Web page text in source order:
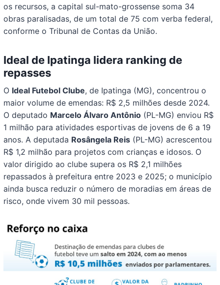
os recursos, a capital sul-mato-grossense soma 34
obras paralisadas, de um total de 75 com verba federal,
conforme o Tribunal de Contas da União.
Ideal de Ipatinga lidera ranking de
repasses
O Ideal Futebol Clube, de Ipatinga (MG), concentrou o
maior volume de emendas: R$ 2,5 milhões desde 2024.
O deputado Marcelo Álvaro Antônio (PL-MG) enviou R$
1 milhão para atividades esportivas de jovens de 6 a 19
anos. A deputada Rosângela Reis (PL-MG) acrescentou
R$ 1,2 milhão para projetos com crianças e idosos. O
valor dirigido ao clube supera os R$ 2,1 milhões
repassados à prefeitura entre 2023 e 2025; o município
ainda busca reduzir o número de moradias em áreas de
risco, onde vivem 30 mil pessoas.